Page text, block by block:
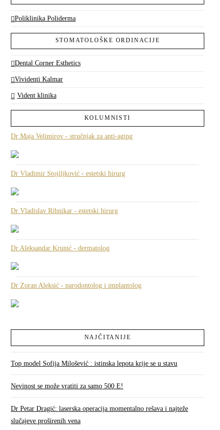
Poliklinika Poliderma
STOMATOLOŠKE ORDINACIJE
Dental Corner Esthetics
Vividenti Kalmar
Vident klinika
KOLUMNISTI
Dr Maja Velimirov - stručnjak za anti-aging
Dr Vladimir Stojiljković - estetski hirurg
Dr Vladislav Ribnikar - estetski hirurg
Dr Aleksandar Krunić - dermatolog
Dr Zoran Aleksić - parodontolog i implantolog
NAJČITANIJE
Top model Sofija Milošević : istinska lepota krije se u stavu
Nevinost se može vratiti za samo 500 E!
Dr Petar Dragić: laserska operacija momentalno rešava i najteže
slučajeve proširenih vena